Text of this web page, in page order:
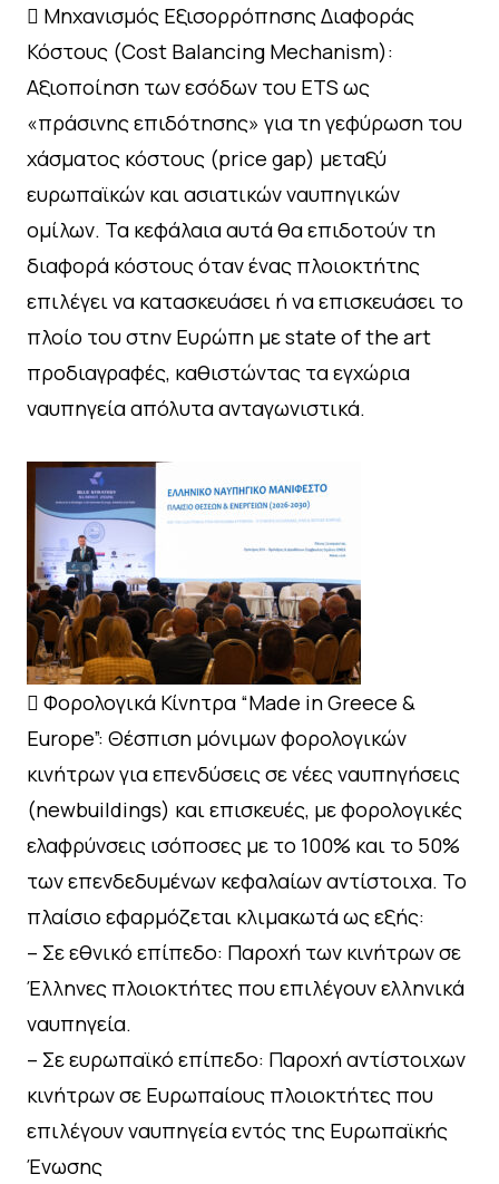
 Μηχανισμός Εξισορρόπησης Διαφοράς
Κόστους (Cost Balancing Mechanism):
Αξιοποίηση των εσόδων του ETS ως
«πράσινης επιδότησης» για τη γεφύρωση του
χάσματος κόστους (price gap) μεταξύ
ευρωπαϊκών και ασιατικών ναυπηγικών
ομίλων. Τα κεφάλαια αυτά θα επιδοτούν τη
διαφορά κόστους όταν ένας πλοιοκτήτης
επιλέγει να κατασκευάσει ή να επισκευάσει το
πλοίο του στην Ευρώπη με state of the art
προδιαγραφές, καθιστώντας τα εγχώρια
ναυπηγεία απόλυτα ανταγωνιστικά.
 Φορολογικά Κίνητρα “Made in Greece &
Europe”: Θέσπιση μόνιμων φορολογικών
κινήτρων για επενδύσεις σε νέες ναυπηγήσεις
(newbuildings) και επισκευές, με φορολογικές
ελαφρύνσεις ισόποσες με το 100% και το 50%
των επενδεδυμένων κεφαλαίων αντίστοιχα. Το
πλαίσιο εφαρμόζεται κλιμακωτά ως εξής:
– Σε εθνικό επίπεδο: Παροχή των κινήτρων σε
Έλληνες πλοιοκτήτες που επιλέγουν ελληνικά
ναυπηγεία.
– Σε ευρωπαϊκό επίπεδο: Παροχή αντίστοιχων
κινήτρων σε Ευρωπαίους πλοιοκτήτες που
επιλέγουν ναυπηγεία εντός της Ευρωπαϊκής
Ένωσης